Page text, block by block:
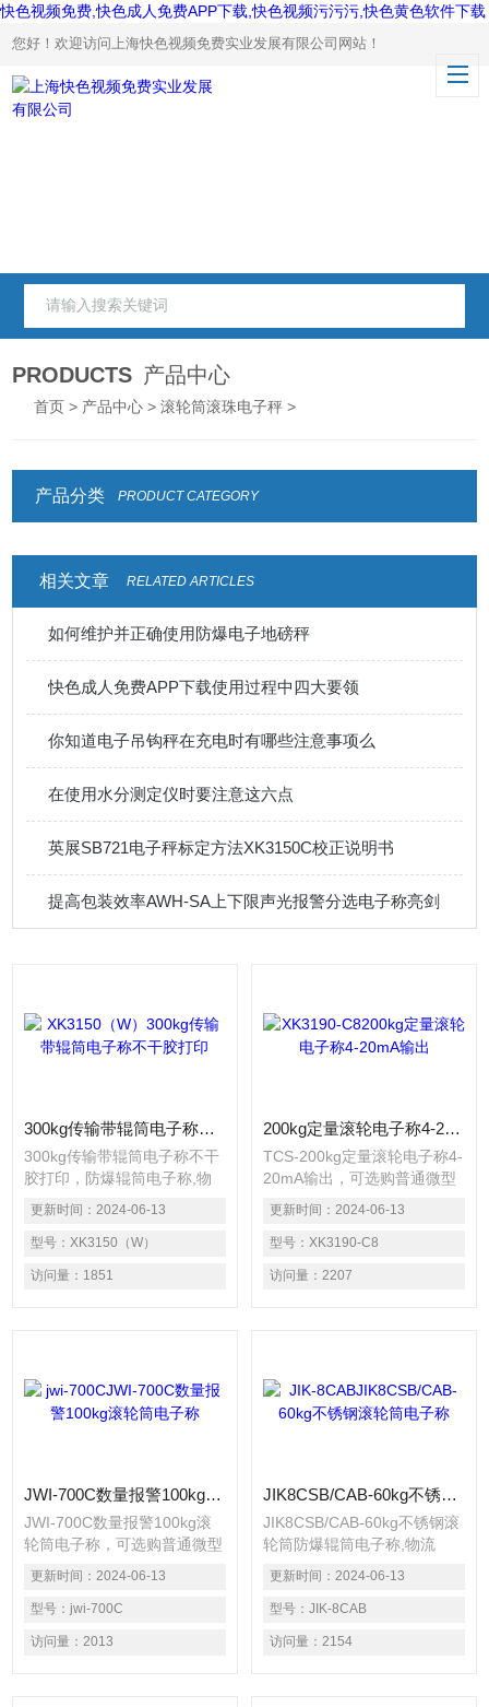
快色视频免费,快色成人免费APP下载,快色视频污污污,快色黄色软件下载
您好！欢迎访问上海快色视频免费实业发展有限公司网站！
PRODUCTS 产品中心
首页 > 产品中心 >滚轮筒滚珠电子秤 >
产品分类 PRODUCT CATEGORY
相关文章 RELATED ARTICLES
如何维护并正确使用防爆电子地磅秤
快色成人免费APP下载使用过程中四大要领
你知道电子吊钩秤在充电时有哪些注意事项么
在使用水分测定仪时要注意这六点
英展SB721电子秤标定方法XK3150C校正说明书
提高包装效率AWH-SA上下限声光报警分选电子称亮剑
300kg传输带辊筒电子称不干胶打印
300kg传输带辊筒电子称不干
胶打印，防爆辊筒电子称,物
流500kg流水线滚轮秤，防爆
辊筒电XK3101型本安型防爆
称重显示控制器 流水线滚轮
秤工作原理：靠外力（也
称"外力式辊道"）或重力（也
构简单,稳定可靠,经久耐用,安
装灵活,价格便宜,不耗动力而
更新时间： 2024-06-13
型号： XK3150（W）
访问量： 1851
200kg定量滚轮电子称4-20mA输出
TCS-200kg定量滚轮电子称4-
20mA输出，可选购普通微型
打印机或热敏不干胶打印机◇
辊筒秤可选购秤重数据直通电
脑功能(数据可直接在EXCEL
或WORD上显示并保存) ◇选
购RS232接口,与电脑连接，
更新时间： 2024-06-13
型号： XK3190-C8
访问量： 2207
JWI-700C数量报警100kg滚轮筒电子称
JWI-700C数量报警100kg滚
轮筒电子称，可选购普通微型
打印机或热敏不干胶打印机◇
辊筒秤可选购秤重数据直通电
脑功能(数据可直接在EXCEL
或WORD上显示并保存) ◇选
购RS232接口,与电脑连接，
更新时间： 2024-06-13
型号： jwi-700C
访问量： 2013
JIK8CSB/CAB-60kg不锈钢滚轮筒电子称
JIK8CSB/CAB-60kg不锈钢滚
轮筒防爆辊筒电子称,物流
500kg流水线滚轮秤，防爆辊
筒电XK3101型本安型防爆称
重显示控制器 流水线滚轮秤
工作原理：靠外力（也称"外
力式辊道"）或重力（也称"重
更新时间： 2024-06-13
型号： JIK-8CAB
访问量： 2154